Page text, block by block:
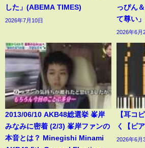
した」(ABEMA TIMES)
2026年7月10日
っぴん
て尊い
2026年6月
2013/06/10 AKB48総選挙 峯岸
みなみに密着 (2/3) 峯岸ファンの
本音とは？ Minegishi Minami
【耳コ
く【ピ
2026年6月